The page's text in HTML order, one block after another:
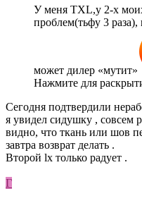
У меня TXL,у 2-х
проблем(тьфу 3 раза),
может дилер «мутит»
Нажмите для
Сегодня подтвердили
я увидел сидушку , совсем
видно, что ткань или шов
завтра возврат делать .
Второй lx только радует .
Г